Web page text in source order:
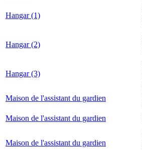
Hangar (1)
Hangar (2)
Hangar (3)
Maison de l'assistant du gardien
Maison de l'assistant du gardien
Maison de l'assistant du gardien